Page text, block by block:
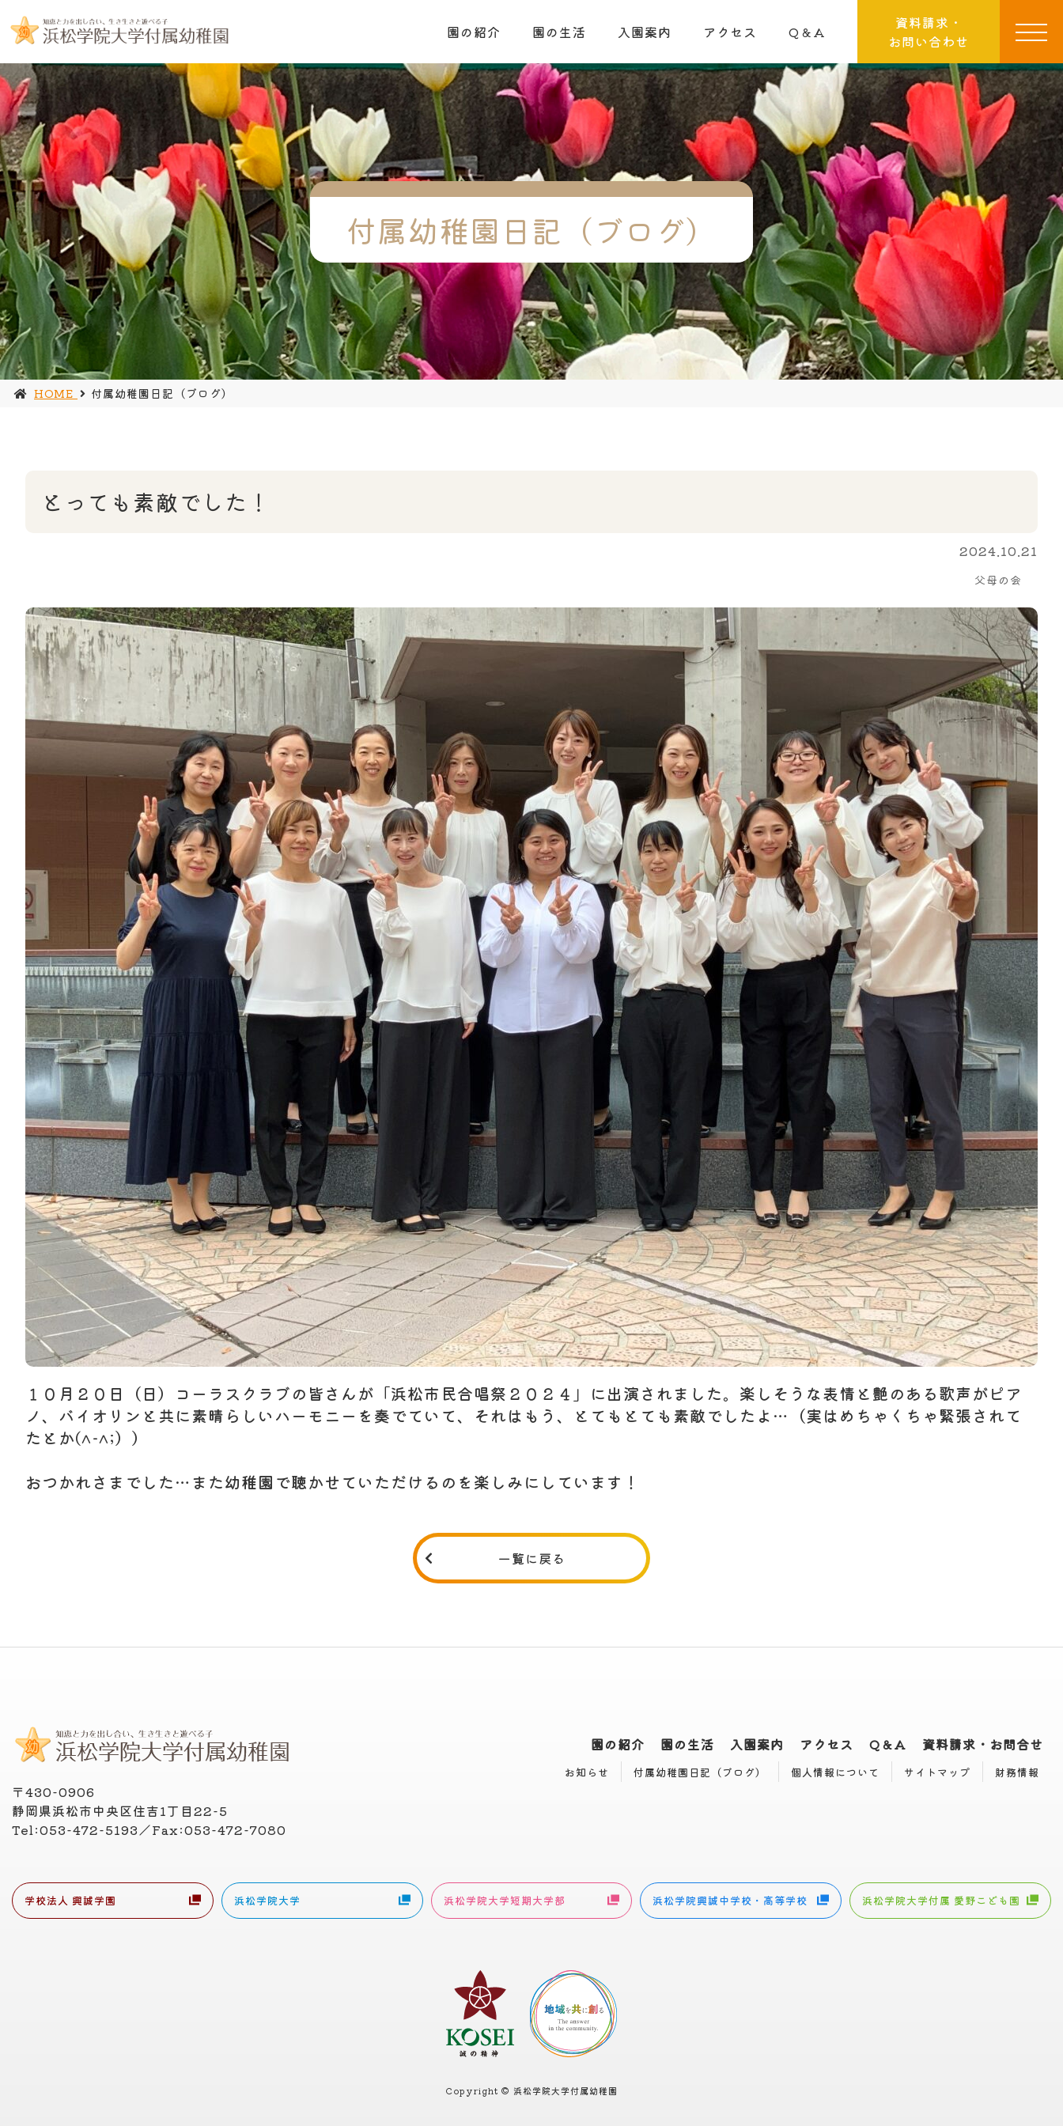
園の紹介 園の生活 入園案内 アクセス Q＆A
資料請求・
お問い合わせ
付属幼稚園日記（ブログ）
HOME 付属幼稚園日記（ブログ）
とっても素敵でした！
2024.10.21
父母の会
１０月２０日（日）コーラスクラブの皆さんが「浜松市民合唱祭２０２４」に出演されました。楽しそうな表情と艶のある歌声がピア
ノ、バイオリンと共に素晴らしいハーモニーを奏でていて、それはもう、とてもとても素敵でしたよ…（実はめちゃくちゃ緊張されて
たとか(^-^;））
おつかれさまでした…また幼稚園で聴かせていただけるのを楽しみにしています！
一覧に戻る
〒430-0906
静岡県浜松市中央区住吉1丁目22-5
Tel:053-472-5193／Fax:053-472-7080
園の紹介 園の生活 入園案内 アクセス Q＆A 資料請求・お問合せ
お知らせ 付属幼稚園日記（ブログ） 個人情報について サイトマップ 財務情報
学校法人 興誠学園 浜松学院大学 浜松学院大学短期大学部 浜松学院興誠中学校・高等学校 浜松学院大学付属 愛野こども園
Copyright © 浜松学院大学付属幼稚園